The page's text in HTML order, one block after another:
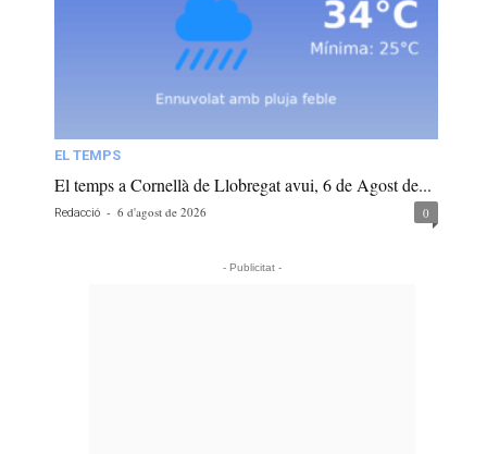
EL TEMPS
El temps a Cornellà de Llobregat avui, 6 de Agost de...
Redacció - 6 d'agost de 2026 0
- Publicitat -